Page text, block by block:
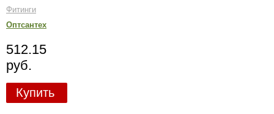
Фитинги
Оптсантех
512.15
руб.
Купить